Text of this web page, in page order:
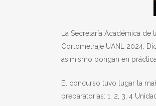
La Secretaría Académica
Cortometraje UANL 2024.
asimismo pongan en
El concurso tuvo lugar la
preparatorias: 1, 2, 3, 4